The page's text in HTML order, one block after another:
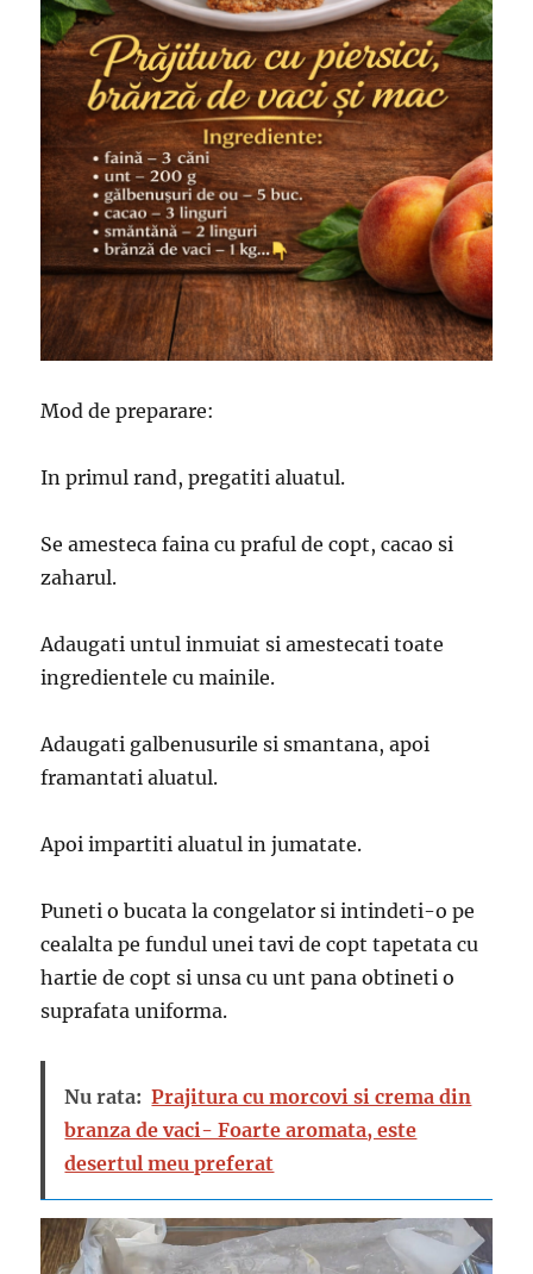
Mod de preparare:
In primul rand, pregatiti aluatul.
Se amesteca faina cu praful de copt, cacao si
zaharul.
Adaugati untul inmuiat si amestecati toate
ingredientele cu mainile.
Adaugati galbenusurile si smantana, apoi
framantati aluatul.
Apoi impartiti aluatul in jumatate.
Puneti o bucata la congelator si intindeti-o pe
cealalta pe fundul unei tavi de copt tapetata cu
hartie de copt si unsa cu unt pana obtineti o
suprafata uniforma.
Nu rata: Prajitura cu morcovi si crema din
branza de vaci- Foarte aromata, este
desertul meu preferat